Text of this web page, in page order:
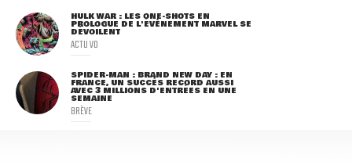
HULK WAR : LES ONE-SHOTS EN
PROLOGUE DE L'ÉVÈNEMENT MARVEL SE
DÉVOILENT
ACTU VO
SPIDER-MAN : BRAND NEW DAY : EN
FRANCE, UN SUCCÈS RECORD AUSSI
AVEC 3 MILLIONS D'ENTRÉES EN UNE
SEMAINE
BRÈVE